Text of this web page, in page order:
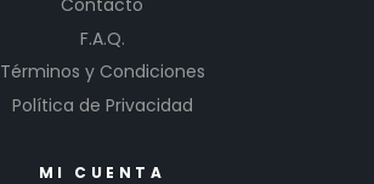
Contacto
F.A.Q.
Términos y Condiciones
Política de Privacidad
MI CUENTA